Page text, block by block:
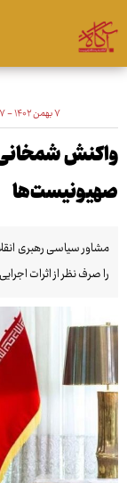
۷ بهمن ۱۴۰۲ - ۱۴:۱۷
واکنش شمخانی
صهیونیست‌ها
را صرف نظر از اثرات